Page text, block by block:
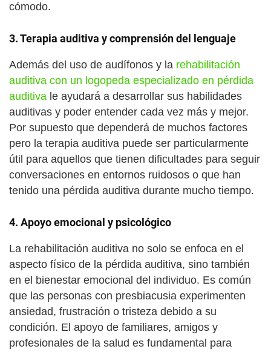
cómodo.
3.Terapia auditiva y comprensión del lenguaje
Además del uso de audífonos y la rehabilitación
auditiva con un logopeda especializado en pérdida
auditiva le ayudará a desarrollar sus habilidades
auditivas y poder entender cada vez más y mejor.
Por supuesto que dependerá de muchos factores
pero la terapia auditiva puede ser particularmente
útil para aquellos que tienen dificultades para seguir
conversaciones en entornos ruidosos o que han
tenido una pérdida auditiva durante mucho tiempo.
4. Apoyo emocional y psicológico
La rehabilitación auditiva no solo se enfoca en el
aspecto físico de la pérdida auditiva, sino también
en el bienestar emocional del individuo. Es común
que las personas con presbiacusia experimenten
ansiedad, frustración o tristeza debido a su
condición. El apoyo de familiares, amigos y
profesionales de la salud es fundamental para